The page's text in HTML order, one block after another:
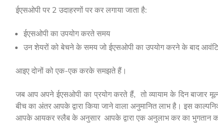
ईएसओपी पर 2 उदाहरणों पर कर लगाया जाता है:
ईएसओपी का उपयोग करते समय
उन शेयरों को बेचने के समय जो ईएसओपी का उपयोग करने के बाद
आइए दोनों को एक-एक करके समझते हैं।
जब आप अपने ईएसओपी का प्रयोग करते हैं, तो व्यायाम के दिन बाजार
बीच का अंतर आपके द्वारा किया जाने वाला अनुमानित लाभ है। इस
आपके आयकर स्लैब के अनुसार आपके द्वारा एक अनुलाभ कर का भुगतान